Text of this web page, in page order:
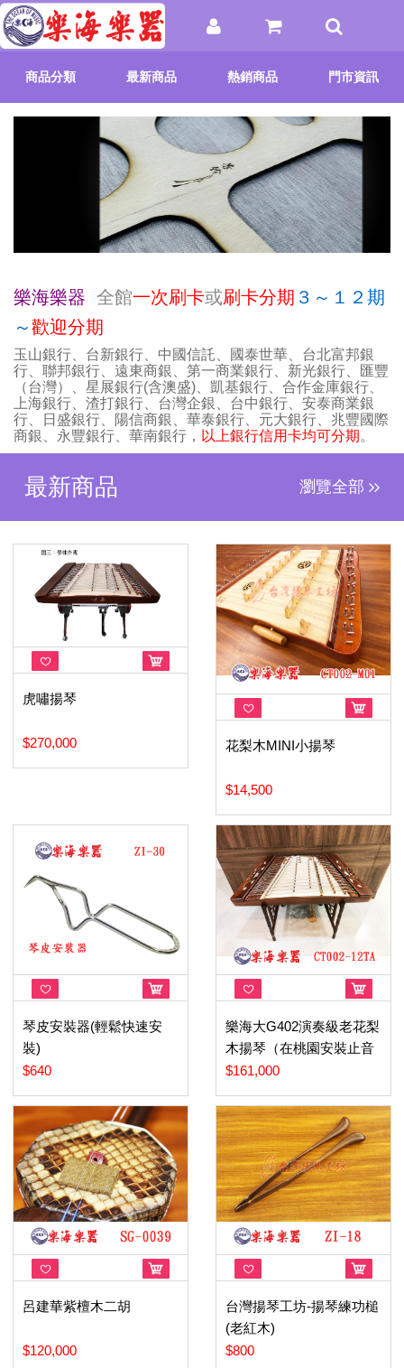
商品分類 最新商品 熱銷商品 門市資訊
樂海樂器 全館一次刷卡或刷卡分期 ３～１２期
～歡迎分期
玉山銀行、台新銀行、中國信託、國泰世華、台北富邦銀
行、聯邦銀行、遠東商銀、第一商業銀行、新光銀行、匯豐
（台灣）、星展銀行(含澳盛)、凱基銀行、合作金庫銀行、
上海銀行、渣打銀行、台灣企銀、台中銀行、安泰商業銀
行、日盛銀行、陽信商銀、華泰銀行、元大銀行、兆豐國際
商銀、永豐銀行、華南銀行， 以上銀行信用卡均可分期 。
瀏覽全部
最新商品
虎嘯揚琴
$270,000 花梨木MINI小揚琴
$14,500
琴皮安裝器(輕鬆快速安
裝)
$640
樂海大G402演奏級老花梨
木揚琴（在桃園安裝止音
器）
$161,000
呂建華紫檀木二胡
$120,000
台灣揚琴工坊-揚琴練功槌
(老紅木)
$800